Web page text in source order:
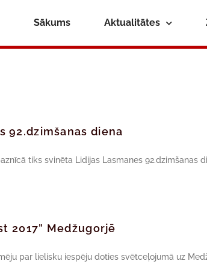
Sākums Aktualitātes
92.dzimšanas diena
tiks svinēta Lidijas Lasmanes 92.dzimšanas
2017” Medžugorjē
par lielisku iespēju doties svētceļojumā uz